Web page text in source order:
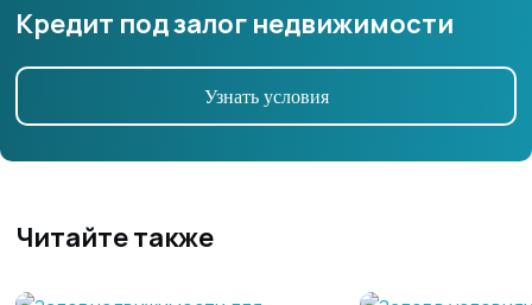
Кредит под залог недвижимости
Узнать условия
Читайте также